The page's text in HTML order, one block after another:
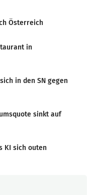
Österreich
in
in den SN gegen
sinkt auf
KI sich outen